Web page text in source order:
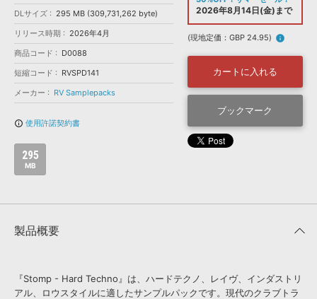
効果音 »
BGM »
お問い合わせ » 無償のサウンド管理ソフト
次世代型 ボーカル・エディタ
APS
SLS
ランキング
DLサイズ
295 MB (309,731,262 byte)
リリース時期
2026年4月
商品コード
D0088
短縮コード
RVSPD141
メーカー
RV Samplepacks
info_outline 使用許諾契約書
295
MB
2026年8月14日(金)まで
(現地定価：GBP 24.95) info
カートに入れる
ブックマーク
製品概要
『Stomp - Hard Techno』は、ハードテクノ、レイヴ、インダストリ
アル、ロウスタイルに適したサンプルパックです。現代のクラブトラ